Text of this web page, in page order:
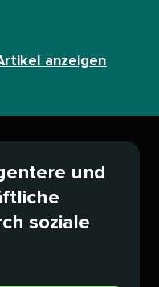
anzeigen​​
und
soziale